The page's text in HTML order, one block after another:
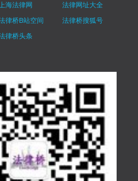
上海法律网
法律网址大全
律桥B站空间
法律桥搜狐号
律桥头条